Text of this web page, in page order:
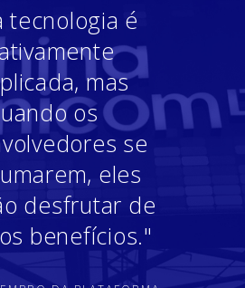
tecnologia é
mas
os
se
eles
desfrutar de
benefícios."